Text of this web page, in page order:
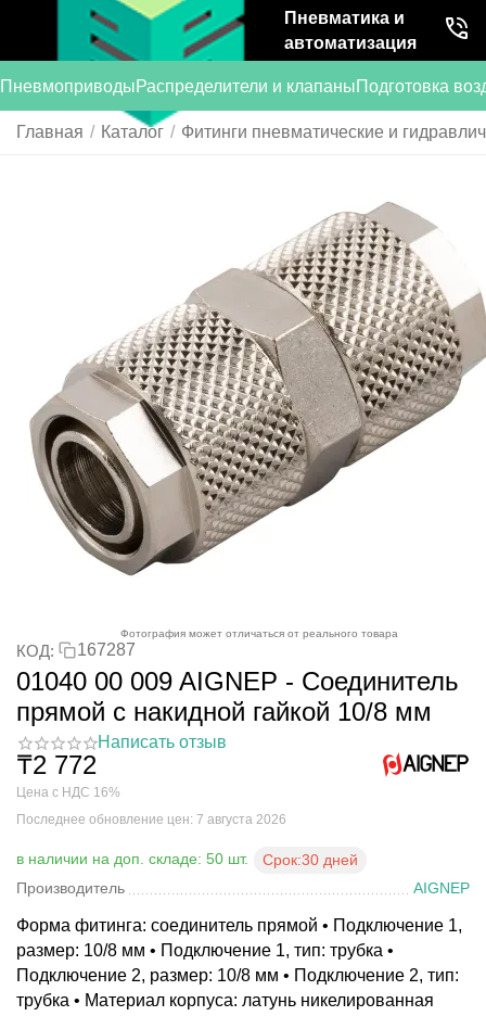
Пневматика и
автоматизация
ПневмоприводыРаспределители и клапаныПодготовка
Главная / Каталог / Фитинги пневматические и
Фотография может отличаться от реального товара
КОД: 167287
01040 00 009 AIGNEP - Соединитель
прямой с накидной гайкой 10/8 мм
Написать отзыв
₸2 772
Цена с НДС 16%
Последнее обновление цен: 7 августа 2026
в наличии на доп. складе: 50 шт. Срок:30 дней
Производитель
AIGNEP
Форма фитинга: соединитель прямой • Подключение 1,
размер: 10/8 мм • Подключение 1, тип: трубка •
Подключение 2, размер: 10/8 мм • Подключение 2, тип:
трубка • Материал корпуса: латунь никелированная